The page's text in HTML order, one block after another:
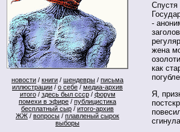
новости / книги / шендевры / письма
иллюстрации / о себе / медиа-архив
итого/ здесь был ссср/ форум
помехи в эфире / публицистика
бесплатный сыр / итого-архив
ЖЖ / вопросы / плавленый сырок
выборы
-
жена
как
Я,